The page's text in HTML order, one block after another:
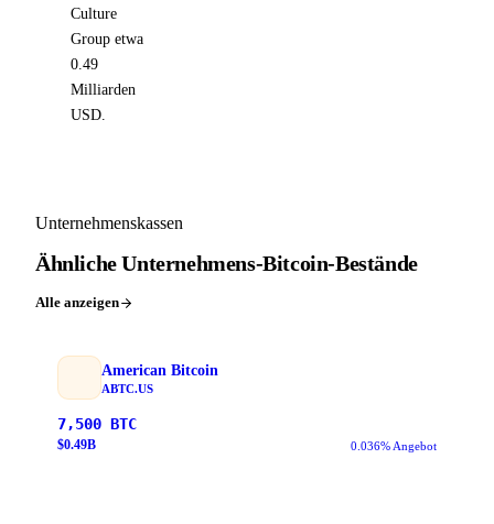
Culture
Group etwa
0.49
Milliarden
USD.
Unternehmenskassen
Ähnliche Unternehmens-Bitcoin-Bestände
Alle anzeigen
American Bitcoin
ABTC.US
7,500 BTC
$0.49B 0.036% Angebot